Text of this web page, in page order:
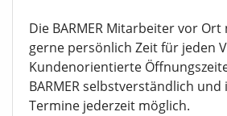
Die BARMER Mitarbeiter vor
gerne persönlich Zeit für jeden
Kundenorientierte
BARMER selbstverständlich
Termine jederzeit möglich.